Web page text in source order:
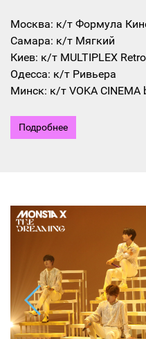
Москва: к/т Формула
Самара: к/т Мягкий
Киев: к/т MULTIPLEX
Одесса: к/т Ривьера
Минск: к/т VOKA CINEMA
Подробнее